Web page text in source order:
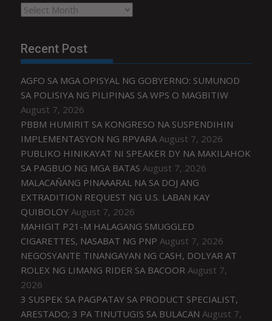
Archives
Recent Post
AGFO SA MGA OPISYAL NG GOBYERNO: SUMUNOD
SA POLISIYA NG PILIPINAS SA WPS O MAGBITIW
August 7, 2026
PBBM HUMIRIT SA KONGRESO NA SUSPENDIHIN
IMPLEMENTASYON NG RPVARA August 7, 2026
PUBLIKO HINIKAYAT NI SPEAKER DY NA MAKILAHOK
SA PAGBUO NG MGA BATAS August 7, 2026
MALACAÑANG PINAAARAL NA SA DOJ ANG
EXTRADITION REQUEST NG U.S. LABAN KAY
QUIBOLOY August 7, 2026
MAHIGIT P21-M HALAGANG SMUGGLED
CIGARETTES, NASABAT NG PNP August 7, 2026
NEGOSYANTE TINANGAYAN NG CASH, DOLYAR AT
ROLEX NG LIMANG RIDER SA BACOOR August 7,
2026
3 SUSPEK SA PAGPATAY SA PRODUCT SPECIALIST,
ARESTADO; 3 PA TINUTUGIS SA BULACAN August 7,